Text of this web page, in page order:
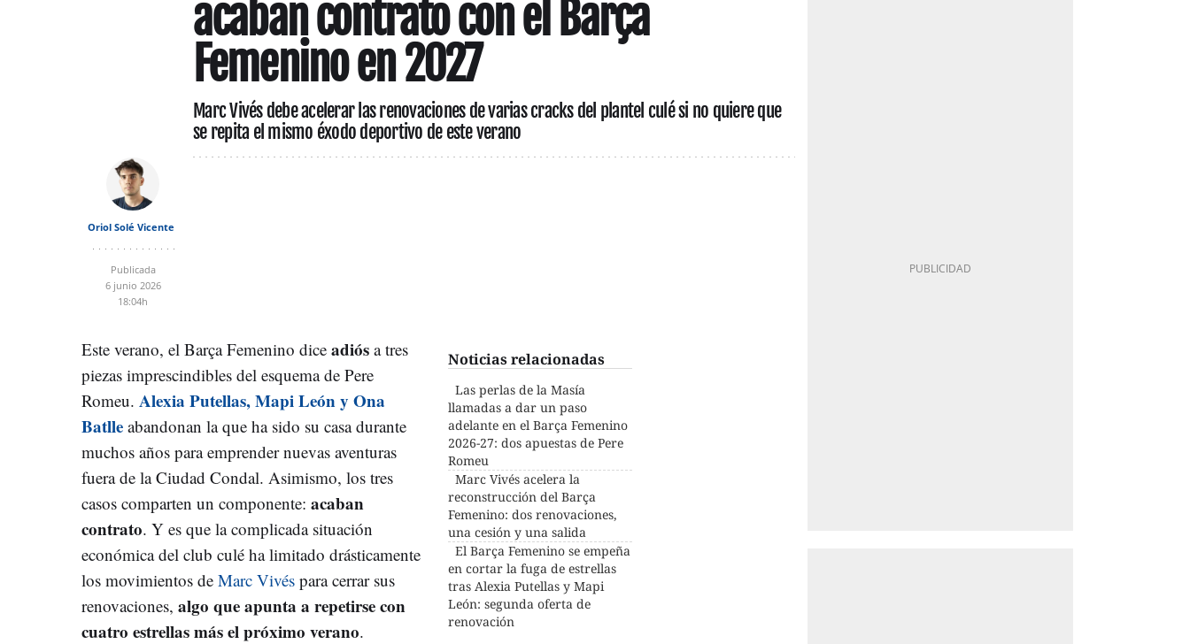
acaban contrato con el Barça
Femenino en 2027
Marc Vivés debe acelerar las renovaciones de varias cracks del plantel culé si no quiere que
se repita el mismo éxodo deportivo de este verano
Oriol Solé Vicente
Publicada
6 junio 2026
18:04h
Noticias relacionadas
Las perlas de la Masía
llamadas a dar un paso
adelante en el Barça Femenino
2026-27: dos apuestas de Pere
Romeu
Marc Vivés acelera la
reconstrucción del Barça
Femenino: dos renovaciones,
una cesión y una salida
El Barça Femenino se empeña
en cortar la fuga de estrellas
tras Alexia Putellas y Mapi
León: segunda oferta de
renovación
Este verano, el Barça Femenino dice adiós a tres
piezas imprescindibles del esquema de Pere
Romeu. Alexia Putellas, Mapi León y Ona
Batlle abandonan la que ha sido su casa durante
muchos años para emprender nuevas aventuras
fuera de la Ciudad Condal. Asimismo, los tres
casos comparten un componente: acaban
contrato. Y es que la complicada situación
económica del club culé ha limitado drásticamente
los movimientos de Marc Vivés para cerrar sus
renovaciones, algo que apunta a repetirse con
cuatro estrellas más el próximo verano.